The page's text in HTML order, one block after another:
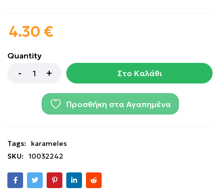
4.30 €
Quantity
Στο Καλάθι
Προσθήκη στα Αγαπημένα
Tags:
karameles
SKU:
10032242